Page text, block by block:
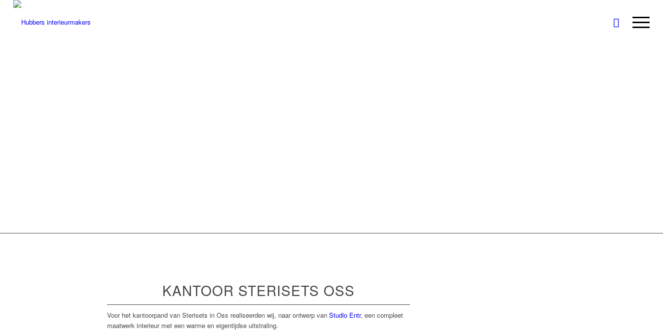
KANTOOR STERISETS OSS
Voor het kantoorpand van Sterisets in Oss realiseerden wij, naar ontwerp van Studio Entr, een compleet
maatwerk interieur met een warme en eigentijdse uitstraling.